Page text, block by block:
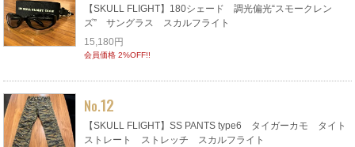
【SKULL FLIGHT】180シェード 調光偏光“スモークレン
ズ” サングラス スカルフライト
15,180円
会員価格 2%OFF!!
No.12
【SKULL FLIGHT】SS PANTS type6 タイガーカモ タイト
ストレート ストレッチ スカルフライト